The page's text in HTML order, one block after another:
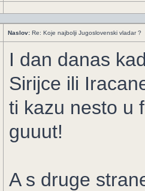
Naslov: Re: Koje najbolji Jugoslovenski vladar ?
I dan danas
Sirijce ili
ti kazu nesto u
guuut!
A s druge